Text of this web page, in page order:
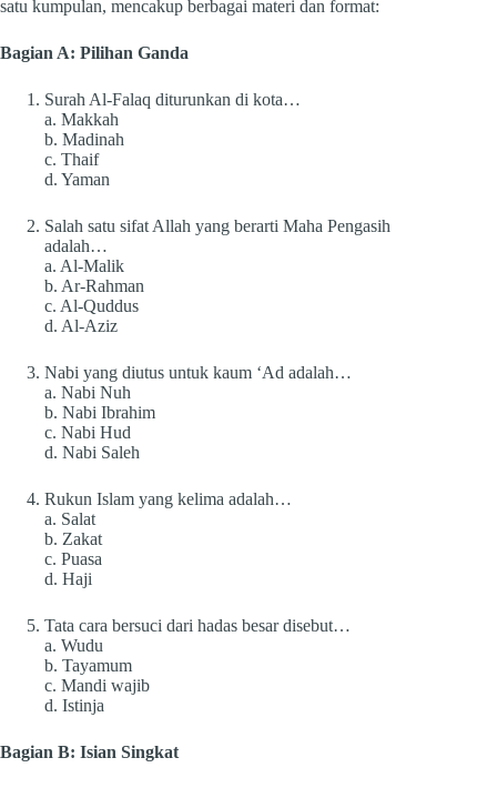
satu kumpulan, mencakup berbagai materi dan format:
Bagian A: Pilihan Ganda
Surah Al-Falaq diturunkan di kota…
a. Makkah
b. Madinah
c. Thaif
d. Yaman
Salah satu sifat Allah yang berarti Maha Pengasih
adalah…
a. Al-Malik
b. Ar-Rahman
c. Al-Quddus
d. Al-Aziz
Nabi yang diutus untuk kaum ‘Ad adalah…
a. Nabi Nuh
b. Nabi Ibrahim
c. Nabi Hud
d. Nabi Saleh
Rukun Islam yang kelima adalah…
a. Salat
b. Zakat
c. Puasa
d. Haji
Tata cara bersuci dari hadas besar disebut…
a. Wudu
b. Tayamum
c. Mandi wajib
d. Istinja
Bagian B: Isian Singkat